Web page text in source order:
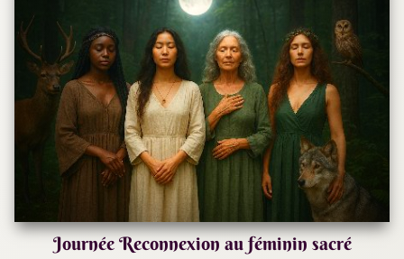
Journée Reconnexion au féminin sacré